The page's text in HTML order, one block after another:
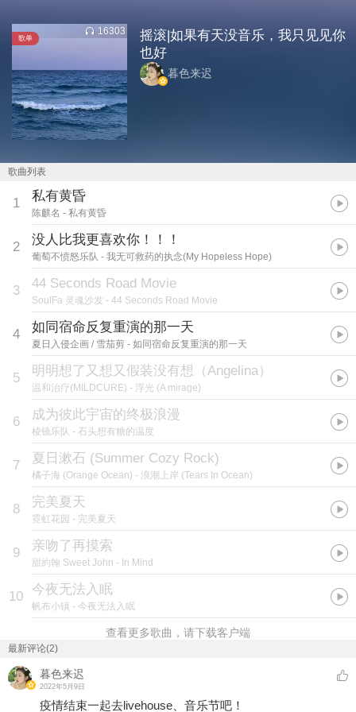
歌单
16303
摇滚|如果有天没音乐，我只见见你
也好
暮色来迟
歌曲列表
1 私有黄昏
陈麒名 - 私有黄昏
2 没人比我更喜欢你！！！
葡萄不愤怒乐队 - 我无可救药的执念(My Hopeless Hope)
3 44 Seconds Road Movie
SoulFa 灵魂沙发 - 44 Seconds Road Movie
4 如同宿命反复重演的那一天
夏日入侵企画 / 雪茄剪 - 如同宿命反复重演的那一天
5 明明想了又想又假装没有想（Angelina）
温和治疗(MILDCURE) - 浮光 (A mirage)
6 成为彼此宇宙的终极浪漫
棱镜乐队 - 石头想有糖的温度
7 夏日漱石 (Summer Cozy Rock)
橘子海 (Orange Ocean) - 浪潮上岸 (Tears In Ocean)
8 完美夏天
霓虹花园 - 完美夏天
9 亲吻了再摸索
甜約翰 Sweet John - In Mind
10 今夜无法入眠
帆布小镇 - 今夜无法入眠
查看更多歌曲，请下载客户端
最新评论(2)
暮色来迟
2022年5月9日
疫情结束一起去livehouse、音乐节吧！